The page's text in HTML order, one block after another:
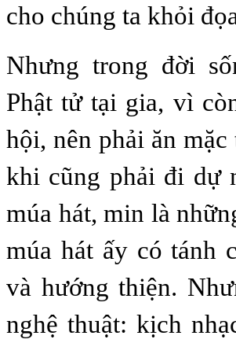
cho chúng ta khỏi
Nhưng trong đời
Phật tử tại gia, vì
hội, nên phải ăn
khi cũng phải đi dự
múa hát, min là
múa hát ấy có tánh
và hướng thiện.
nghệ thuật: kịch